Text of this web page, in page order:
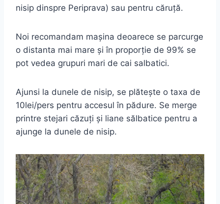
nisip dinspre Periprava) sau pentru căruță.
Noi recomandam mașina deoarece se parcurge
o distanta mai mare și în proporție de 99% se
pot vedea grupuri mari de cai salbatici.
Ajunsi la dunele de nisip, se plătește o taxa de
10lei/pers pentru accesul în pădure. Se merge
printre stejari căzuți și liane sălbatice pentru a
ajunge la dunele de nisip.